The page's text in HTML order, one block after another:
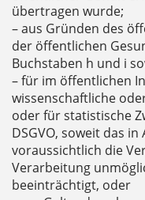
übertragen wurde;
– aus Gründen des
der öffentlichen
Buchstaben h und i
– für im öffentlichen
wissenschaftliche
oder für statistische
DSGVO, soweit das
voraussichtlich die
Verarbeitung
beeinträchtigt, oder